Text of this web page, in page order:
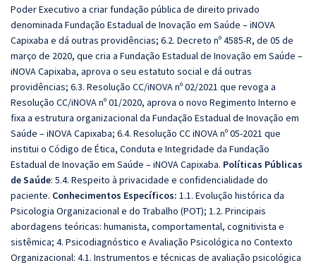
Poder Executivo a criar fundação pública de direito privado
denominada Fundação Estadual de Inovação em Saúde – iNOVA
Capixaba e dá outras providências; 6.2. Decreto nº 4585-R, de 05 de
março de 2020, que cria a Fundação Estadual de Inovação em Saúde –
iNOVA Capixaba, aprova o seu estatuto social e dá outras
providências; 6.3. Resolução CC/iNOVA nº 02/2021 que revoga a
Resolução CC/iNOVA nº 01/2020, aprova o novo Regimento Interno e
fixa a estrutura organizacional da Fundação Estadual de Inovação em
Saúde – iNOVA Capixaba; 6.4. Resolução CC iNOVA nº 05-2021 que
institui o Código de Ética, Conduta e Integridade da Fundação
Estadual de Inovação em Saúde – iNOVA Capixaba. Políticas Públicas
de Saúde: 5.4. Respeito à privacidade e confidencialidade do
paciente. Conhecimentos Específicos: 1.1. Evolução histórica da
Psicologia Organizacional e do Trabalho (POT); 1.2. Principais
abordagens teóricas: humanista, comportamental, cognitivista e
sistêmica; 4. Psicodiagnóstico e Avaliação Psicológica no Contexto
Organizacional: 4.1. Instrumentos e técnicas de avaliação psicológica